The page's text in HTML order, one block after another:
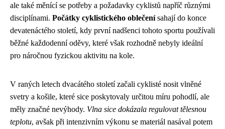
ale také měnící se potřeby a požadavky cyklistů napříč různými
disciplínami. Počátky cyklistického oblečenísahají do konce
devatenáctého století, kdy první nadšenci tohoto sportu používali
běžné každodenní oděvy, které však rozhodně nebyly ideální
pro náročnou fyzickou aktivitu na kole.
V raných letech dvacátého století začali cyklisté nosit vlněné
svetry a košile, které sice poskytovaly určitou míru pohodlí, ale
měly značné nevýhody. Vlna sice dokázala regulovat tělesnou
teplotu, avšak při intenzivním výkonu se materiál nasával potem